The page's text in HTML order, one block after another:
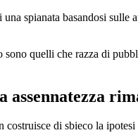
spianata basandosi sulle
quelli che razza di
assennatezza
di sbieco la